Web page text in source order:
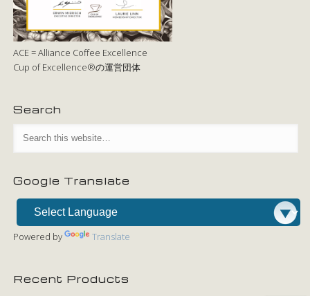
ACE = Alliance Coffee Excellence
Cup of Excellence®の運営団体
Search
Google Translate
Powered by Translate
Recent Products